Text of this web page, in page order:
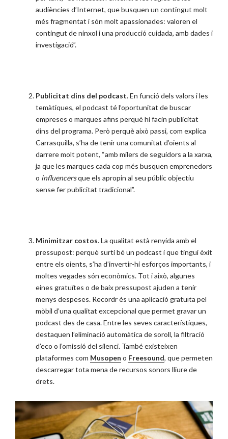
audiències d’Internet, que busquen un contingut molt
més fragmentat i són molt apassionades: valoren el
contingut de nínxol i una producció cuidada, amb dades i
investigació”.
Publicitat dins del podcast. En funció dels valors i les
temàtiques, el podcast té l’oportunitat de buscar
empreses o marques afins perquè hi facin publicitat
dins del programa. Però perquè això passi, com explica
Carrasquilla, s’ha de tenir una comunitat d’oients al
darrere molt potent, “amb milers de seguidors a la xarxa,
ja que les marques cada cop més busquen emprenedors
o influencersque els apropin al seu públic objectiu
sense fer publicitat tradicional”.
Minimitzar costos. La qualitat està renyida amb el
pressupost: perquè surti bé un podcast i que tingui èxit
entre els oients, s’ha d’invertir-hi esforços importants, i
moltes vegades són econòmics. Tot i això, algunes
eines gratuïtes o de baix pressupost ajuden a tenir
menys despeses. Recordr és una aplicació gratuïta pel
mòbil d’una qualitat excepcional que permet gravar un
podcast des de casa. Entre les seves característiques,
destaquen l’eliminació automàtica de soroll, la filtració
d’eco o l’omissió del silenci. També existeixen
plataformes com Musopen o Freesound, que permeten
descarregar tota mena de recursos sonors lliure de
drets.